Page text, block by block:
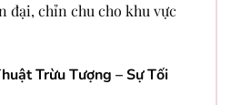
đại, chỉn chu cho khu vực
Trừu Tượng – Sự Tối